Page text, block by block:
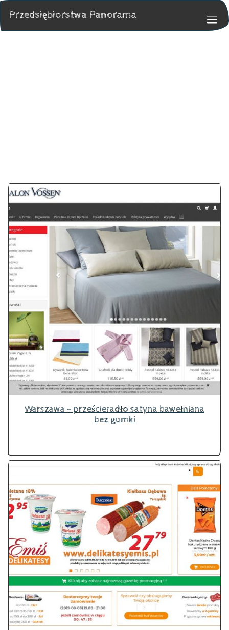
Przedsiębiorstwa Panorama
Warszawa - prześcieradło satyna bawełniana
bez gumki